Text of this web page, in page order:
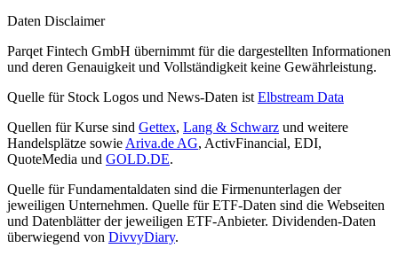
Daten Disclaimer
Parqet Fintech GmbH übernimmt für die dargestellten Informationen
und deren Genauigkeit und Vollständigkeit keine Gewährleistung.
Quelle für Stock Logos und News-Daten ist Elbstream Data
Quellen für Kurse sind Gettex, Lang & Schwarz und weitere
Handelsplätze sowie Ariva.de AG, ActivFinancial, EDI,
QuoteMedia und GOLD.DE.
Quelle für Fundamentaldaten sind die Firmenunterlagen der
jeweiligen Unternehmen. Quelle für ETF-Daten sind die Webseiten
und Datenblätter der jeweiligen ETF-Anbieter. Dividenden-Daten
überwiegend von DivvyDiary.